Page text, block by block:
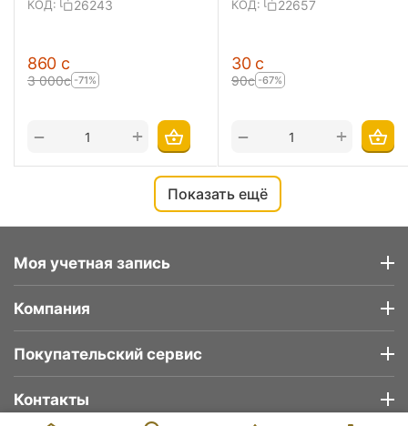
КОД: 26243
‍860‍ с
3 000с -71%
+
−
КОД: 22657
‍30‍ с
‍90‍с -67%
+
−
Показать ещё
Моя учетная запись
Компания
Покупательский сервис
Контакты